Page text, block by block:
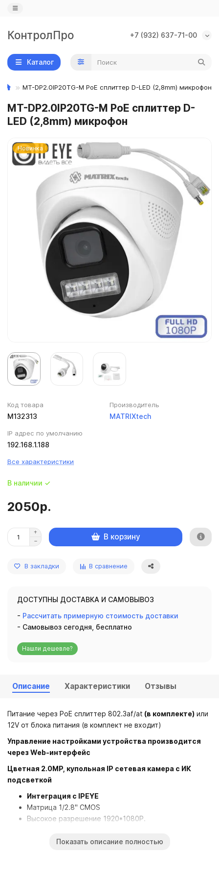
КонтролПро +7 (932) 637-71-00
Назад
IP камеры
Wi-Fi камеры
IP видеорегистраторы
AHD видеорегистраторы
Назад
PoE коммутаторы
PoE оборудование
Назад
Замки
Доводчики
Кодовые клавиатуры
Каталог
MT-DP2.0IP20TG-M PoE сплиттер D-LED (2,8mm) микрофон
MT-DP2.0IP20TG-M PoE сплиттер D-
LED (2,8mm) микрофон
Новинка
Код товара
M132313
Производитель
MATRIXtech
IP адрес по умолчанию
192.168.1.188
Все характеристики
В наличии ✓
2050р.
В корзину
В закладки В сравнение
ДОСТУПНЫ ДОСТАВКА И САМОВЫВОЗ
- Рассчитать примерную стоимость доставки
- Самовывоз сегодня, бесплатно
Нашли дешевле?
Описание Характеристики Отзывы
Питание через PoE сплиттер 802.3af/at (в комплекте) или
12V от блока питания (в комплект не входит)
Управление настройками устройства производится
через Web-интерфейc
Цветная 2.0MP, купольная IP сетевая камера с ИК
подсветкой
Интеграция с IPEYE
Матрица 1/2.8" CMOS
Высокое разрешение 1920*1080P.
Показать описание полностью